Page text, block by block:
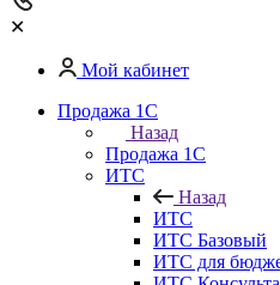
✕
Мой кабинет
Продажа 1С
Назад
Продажа 1С
ИТС
Назад
ИТС
ИТС Базовый
ИТС для